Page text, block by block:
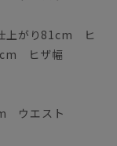
上がり81cm ヒ
ヒザ幅
ウエスト